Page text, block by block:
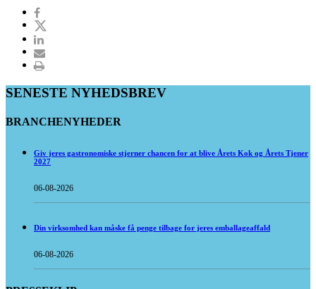
SENESTE NYHEDSBREV
BRANCHENYHEDER
Giv jeres gastronomiske stjerner chancen for at blive Årets Kok og Årets Tjener
2027
06-08-2026
Din virksomhed kan måske få penge tilbage for jeres emballageaffald
06-08-2026